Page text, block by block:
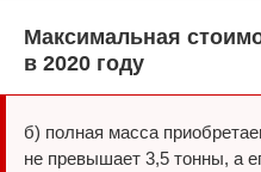
Максимальная
в 2020 году
б) полная масса
не превышает 3,5 тонны, а